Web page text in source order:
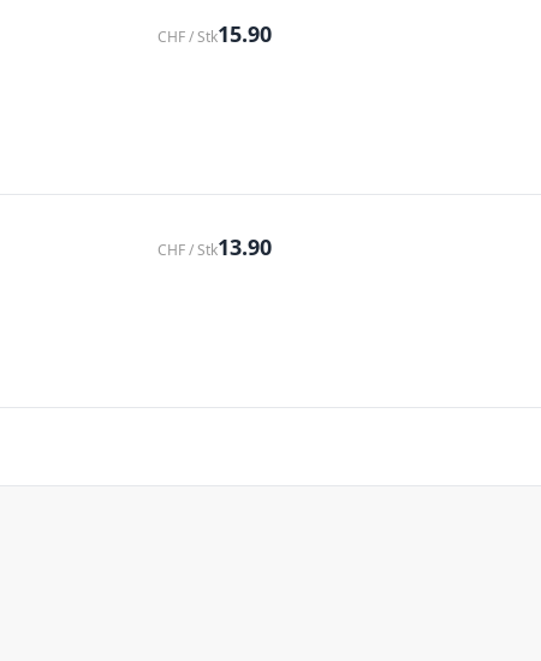
CHF / Stk15.90
CHF / Stk13.90